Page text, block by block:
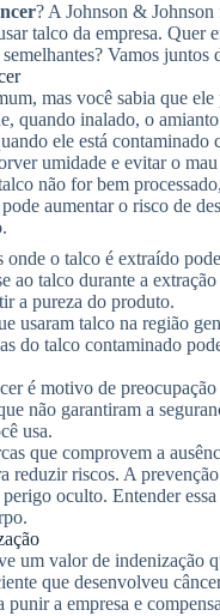
? A Johnson &
talco da empresa. Quer
Vamos juntos
mas você sabia que
quando inalado, o
ele está contaminado
umidade e evitar o
não for bem
aumentar o risco de
onde o talco é extraído
talco durante a
a pureza do produto.
usaram talco na região
do talco contaminado
é motivo de
não garantiram a
usa.
que comprovem a
reduzir riscos. A
oculto. Entender
um valor de indenização
que desenvolveu
a empresa e